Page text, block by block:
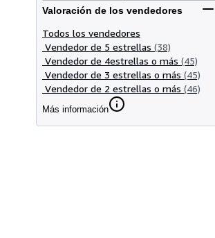
Valoración de los vendedores
Todos los vendedores
Vendedor de 5 estrellas (38)
Vendedor de 4estrellas o más (45)
Vendedor de 3 estrellas o más (45)
Vendedor de 2 estrellas o más (46)
Más información